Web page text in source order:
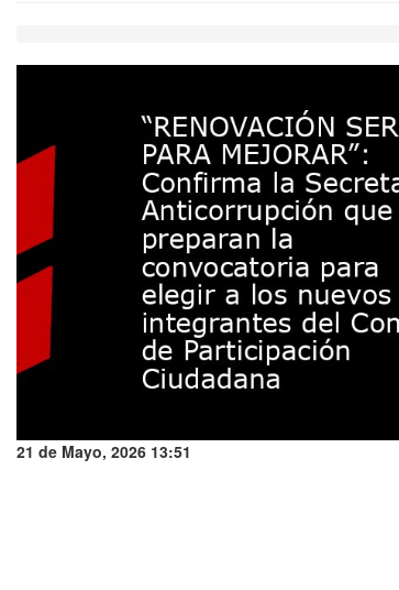
21 de Mayo, 2026 13:51